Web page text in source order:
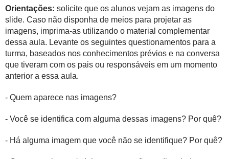
Orientações: solicite que os alunos vejam as imagens do
slide. Caso não disponha de meios para projetar as
imagens, imprima-as utilizando o material complementar
dessa aula. Levante os seguintes questionamentos para a
turma, baseados nos conhecimentos prévios e na conversa
que tiveram com os pais ou responsáveis em um momento
anterior a essa aula.
- Quem aparece nas imagens?
- Você se identifica com alguma dessas imagens? Por quê?
- Há alguma imagem que você não se identifique? Por quê?